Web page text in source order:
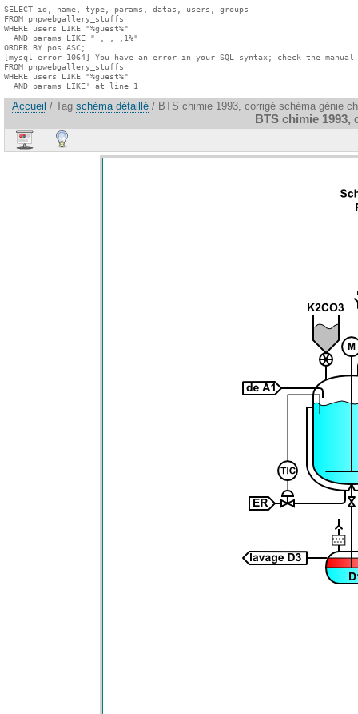
SELECT id, name, type, params, datas, users, groups
FROM phpwebgallery_stuffs
WHERE users LIKE "%guest%"
  AND params LIKE "_,_,_,1%"
ORDER BY pos ASC;
[mysql error 1064] You have an error in your SQL syntax; check the
FROM phpwebgallery_stuffs
WHERE users LIKE "%guest%"
  AND params LIKE' at line 1
Accueil / Tag schéma détaillé / BTS chimie 1993, corrigé schéma génie
BTS chimie 1993,